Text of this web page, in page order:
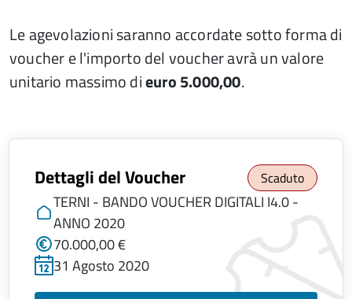
Le agevolazioni saranno accordate sotto forma di
voucher e l'importo del voucher avrà un valore
unitario massimo dieuro 5.000,00.
Dettagli del Voucher Scaduto
TERNI - BANDO VOUCHER DIGITALI I4.0 -
ANNO 2020
70.000,00 €
31 Agosto 2020